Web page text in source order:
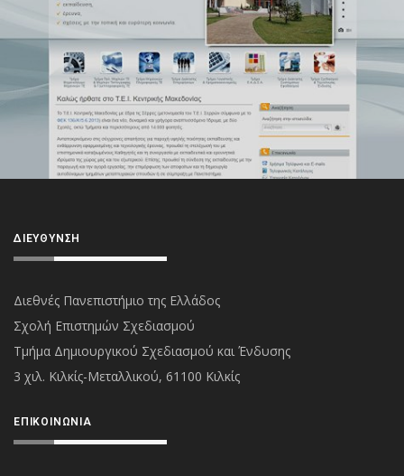
ΔΙΕΎΘΥΝΣΗ
Διεθνές Πανεπιστήμιο της Ελλάδος
Σχολή Επιστημών Σχεδιασμού
Τμήμα Δημιουργικού Σχεδιασμού και Ένδυσης
3 χιλ. Κιλκίς-Μεταλλικού, 61100 Κιλκίς
ΕΠΙΚΟΙΝΩΝΊΑ